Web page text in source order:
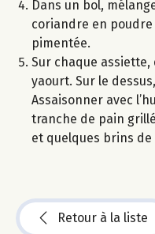
Dans un bol,
coriandre en poudre
pimentée.
Sur chaque assiette,
yaourt. Sur le
Assaisonner avec
tranche de pain
et quelques brins de
Retour à la liste